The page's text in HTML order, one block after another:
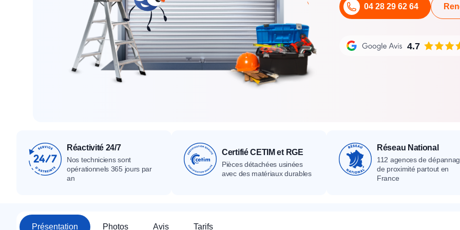
Tous nos produits Catalogue Devis gratuit
Tous nos produits Catalogue Devis gratuit Contact
Tous nos produits Devis gratuit Contact
04 28 29 62 64
4.7
Réactivité 24/7
Nos techniciens sont
opérationnels 365 jours par
an
Certifié CETIM et RGE
Pièces détachées usinées
avec des matériaux durables
Réseau National
112 agences de
de proximité partout en
France
Présentation Photos Avis Tarifs